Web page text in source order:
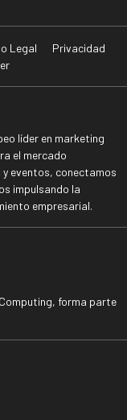
Legal
Privacidad
líder en marketing
el mercado
eventos, conectamos
impulsando la
empresarial.
forma parte